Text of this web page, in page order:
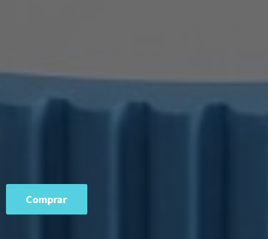
Comprar